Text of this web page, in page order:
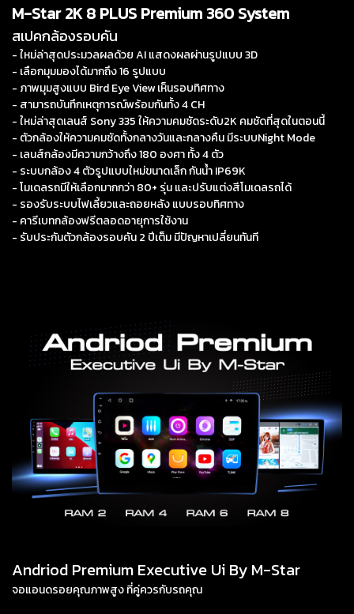
M-Star 2K 8 PLUS Premium 360 System
สเปคกล้องรอบคัน
- ใหม่ล่าสุดประมวลผลด้วย AI แสดงผลผ่านรูปแบบ 3D
- เลือกมุมมองได้มากถึง 16 รูปแบบ
- ภาพมุมสูงแบบ Bird Eye View เห็นรอบทิศทาง
- สามารถบันทึกเหตุการณ์พร้อมกันทั้ง 4 CH
- ใหม่ล่าสุดเลนส์ Sony 335 ให้ความคมชัดระดับ2K คมชัดที่สุดในตอนนี้
- ตัวกล้องให้ความคมชัดทั้งกลางวันและกลางคืน มีระบบNight Mode
- เลนส์กล้องมีความกว้างถึง 180 องศา ทั้ง 4 ตัว
- ระบบกล้อง 4 ตัวรูปแบบใหม่ขนาดเล็ก กันน้ำ IP69K
- โมเดลรถมีให้เลือกมากกว่า 80+ รุ่น และปรับแต่งสีโมเดลรถได้
- รองรับระบบไฟเลี้ยวและถอยหลัง แบบรอบทิศทาง
- คารีเบทกล้องฟรีตลอดอายุการใช้งาน
- รับประกันตัวกล้องรอบคัน 2 ปีเต็ม มีปัญหาเปลี่ยนทันที
Andriod Premium Executive Ui By M-Star
จอแอนดรอยคุณภาพสูง ที่คู่ควรกับรถคุณ